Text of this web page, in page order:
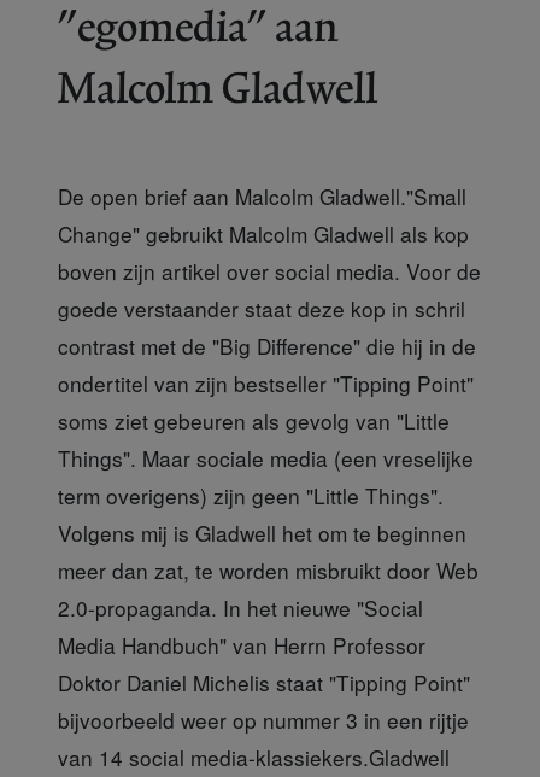
"egomedia" aan
Malcolm Gladwell
De open brief aan Malcolm Gladwell."Small
Change" gebruikt Malcolm Gladwell als kop
boven zijn artikel over social media. Voor de
goede verstaander staat deze kop in schril
contrast met de "Big Difference" die hij in de
ondertitel van zijn bestseller "Tipping Point"
soms ziet gebeuren als gevolg van "Little
Things". Maar sociale media (een vreselijke
term overigens) zijn geen "Little Things".
Volgens mij is Gladwell het om te beginnen
meer dan zat, te worden misbruikt door Web
2.0-propaganda. In het nieuwe "Social
Media Handbuch" van Herrn Professor
Doktor Daniel Michelis staat "Tipping Point"
bijvoorbeeld weer op nummer 3 in een rijtje
van 14 social media-klassiekers.Gladwell